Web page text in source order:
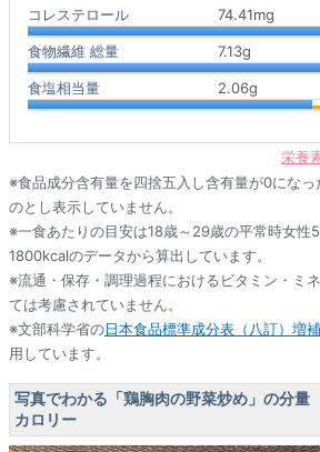
コレステロール
74.41mg
食物繊維 総量 7.13g
食塩相当量 2.06g
栄養
※食品成分含有量を四捨五入し含有量が0にな
のとし表示していません。
※一食あたりの目安は18歳～29歳の平常時女性
1800kcalのデータから算出しています。
※流通・保存・調理過程におけるビタミン・ミ
ては考慮されていません。
※文部科学省の日本食品標準成分表（八訂）増
用しています。
写真でわかる「鶏胸肉の野菜炒め」の分量
カロリー